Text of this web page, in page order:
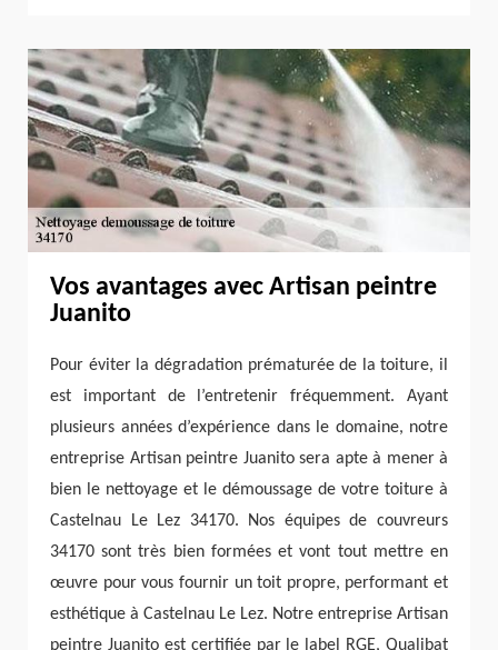
Vos avantages avec Artisan peintre
Juanito
Pour éviter la dégradation prématurée de la toiture, il
est important de l’entretenir fréquemment. Ayant
plusieurs années d’expérience dans le domaine, notre
entreprise Artisan peintre Juanito sera apte à mener à
bien le nettoyage et le démoussage de votre toiture à
Castelnau Le Lez 34170. Nos équipes de couvreurs
34170 sont très bien formées et vont tout mettre en
œuvre pour vous fournir un toit propre, performant et
esthétique à Castelnau Le Lez. Notre entreprise Artisan
peintre Juanito est certifiée par le label RGE, Qualibat